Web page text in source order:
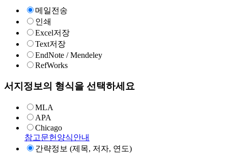
메일전송
인쇄
Excel저장
Text저장
EndNote / Mendeley
RefWorks
서지정보의 형식을 선택하세요
MLA
APA
Chicago
참고문헌양식안내
간략정보 (제목, 저자, 연도)